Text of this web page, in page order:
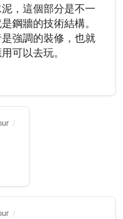
，這個部分是不一
鋼牆的技術結構。
強調的裝修，也就
可以去玩。